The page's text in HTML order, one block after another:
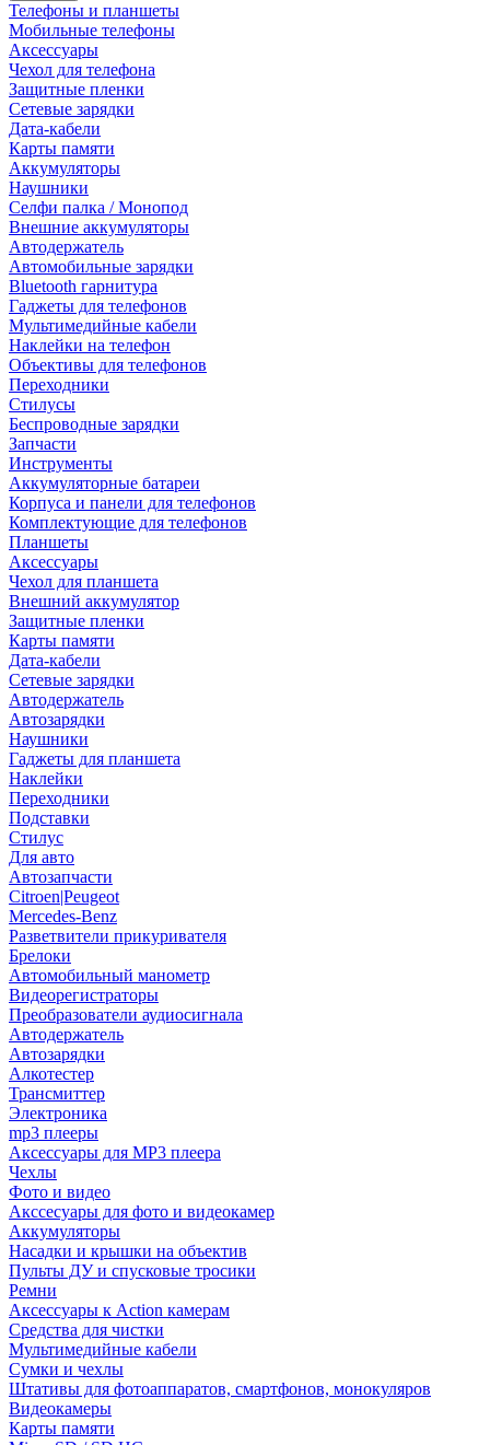
Телефоны и планшеты
Мобильные телефоны
Аксессуары
Чехол для телефона
Защитные пленки
Сетевые зарядки
Дата-кабели
Карты памяти
Аккумуляторы
Наушники
Селфи палка / Монопод
Внешние аккумуляторы
Автодержатель
Автомобильные зарядки
Bluetooth гарнитура
Гаджеты для телефонов
Мультимедийные кабели
Наклейки на телефон
Объективы для телефонов
Переходники
Стилусы
Беспроводные зарядки
Запчасти
Инструменты
Аккумуляторные батареи
Корпуса и панели для телефонов
Комплектующие для телефонов
Планшеты
Аксессуары
Чехол для планшета
Внешний аккумулятор
Защитные пленки
Карты памяти
Дата-кабели
Сетевые зарядки
Автодержатель
Автозарядки
Наушники
Гаджеты для планшета
Наклейки
Переходники
Подставки
Стилус
Для авто
Автозапчасти
Citroen|Peugeot
Mercedes-Benz
Разветвители прикуривателя
Брелоки
Автомобильный манометр
Видеорегистраторы
Преобразователи аудиосигнала
Автодержатель
Автозарядки
Алкотестер
Трансмиттер
Электроника
mp3 плееры
Аксессуары для MP3 плеера
Чехлы
Фото и видео
Акссесуары для фото и видеокамер
Аккумуляторы
Насадки и крышки на объектив
Пульты ДУ и спусковые тросики
Ремни
Аксессуары к Action камерам
Средства для чистки
Мультимедийные кабели
Сумки и чехлы
Штативы для фотоаппаратов, смартфонов, монокуляров
Видеокамеры
Карты памяти